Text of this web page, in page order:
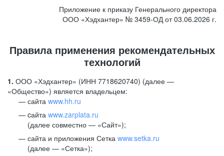
Приложение к приказу Генерального директора
ООО «Хэдхантер» № 3459-ОД от 03.06.2026 г.
Правила применения рекомендательных
технологий
1. ООО «Хэдхантер» (ИНН 7718620740) (далее —
«Общество») является владельцем:
сайта www.hh.ru
cайта www.zarplata.ru
(далее совместно — «Сайт»);
сайта и приложения Сетка www.setka.ru
(далее — «Сетка»);